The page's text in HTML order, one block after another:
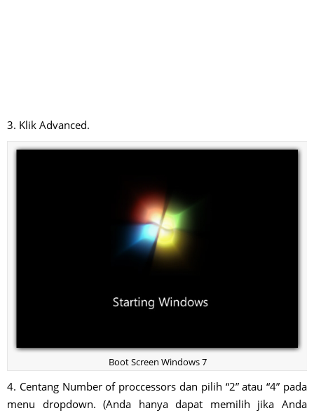
3. Klik Advanced.
Boot Screen Windows 7
4. Centang Number of proccessors dan pilih “2” atau “4” pada
menu dropdown. (Anda hanya dapat memilih jika Anda